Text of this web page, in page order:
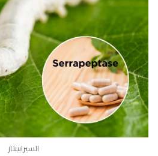
السيرابيبتاز